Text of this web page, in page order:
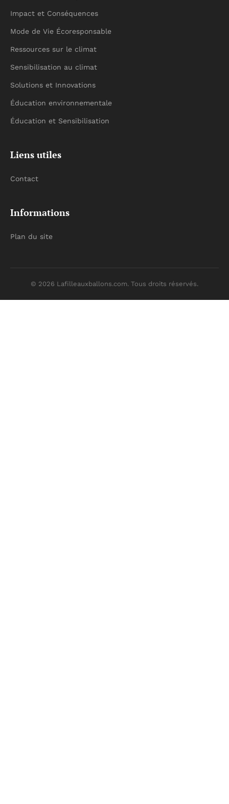
Impact et Conséquences
Mode de Vie Écoresponsable
Ressources sur le climat
Sensibilisation au climat
Solutions et Innovations
Éducation environnementale
Éducation et Sensibilisation
Liens utiles
Contact
Informations
Plan du site
© 2026 Lafilleauxballons.com. Tous droits réservés.